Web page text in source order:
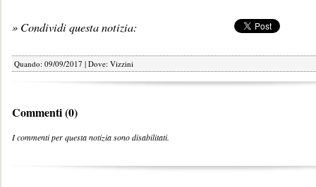
» Condividi questa notizia:
Quando: 09/09/2017 | Dove: Vizzini
Commenti (0)
I commenti per questa notizia sono disabilitati.